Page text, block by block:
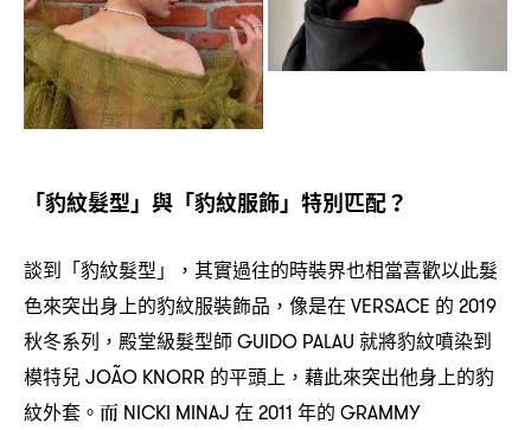
「豹紋髮型」與「豹紋服飾」特別匹配？
談到「豹紋髮型」 ， 其實過往的時裝界也相當喜歡以此髮
色來突出身上的豹紋服裝飾品 ， 像是在 VERSACE 的 2019
秋冬系列 ， 殿堂級髮型師GUIDO PALAU 就將豹紋噴染到
模特兒 JOÃO KNORR 的平頭上 ， 藉此來突出他身上的豹
紋外套。而 NICKI MINAJ 在 2011 年的 GRAMMY